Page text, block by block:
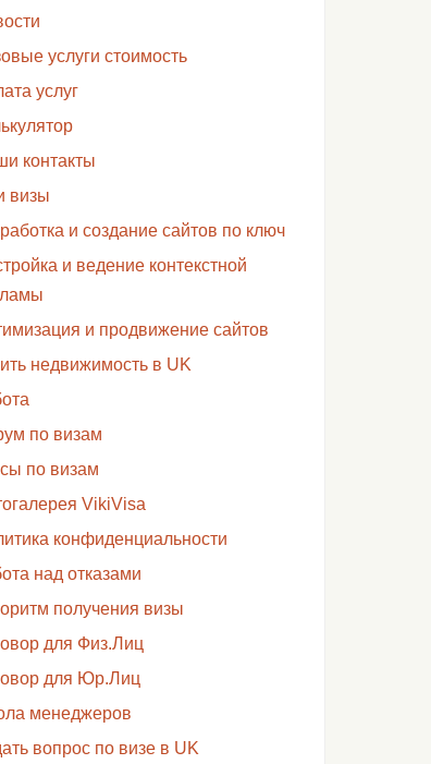
услуги стоимость
услуг
контакты
визы
и создание сайтов по ключ
и ведение контекстной
и продвижение сайтов
недвижимость в UK
по визам
по визам
VikiVisa
конфиденциальности
над отказами
получения визы
для Физ.Лиц
для Юр.Лиц
менеджеров
вопрос по визе в UK